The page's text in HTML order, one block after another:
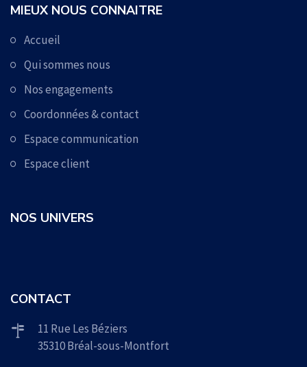
MIEUX NOUS CONNAITRE
Accueil
Qui sommes nous
Nos engagements
Coordonnées & contact
Espace communication
Espace client
NOS UNIVERS
CONTACT
11 Rue Les Béziers
35310 Bréal-sous-Montfort